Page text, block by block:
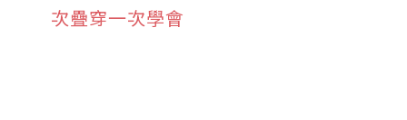
次疊穿一次學會